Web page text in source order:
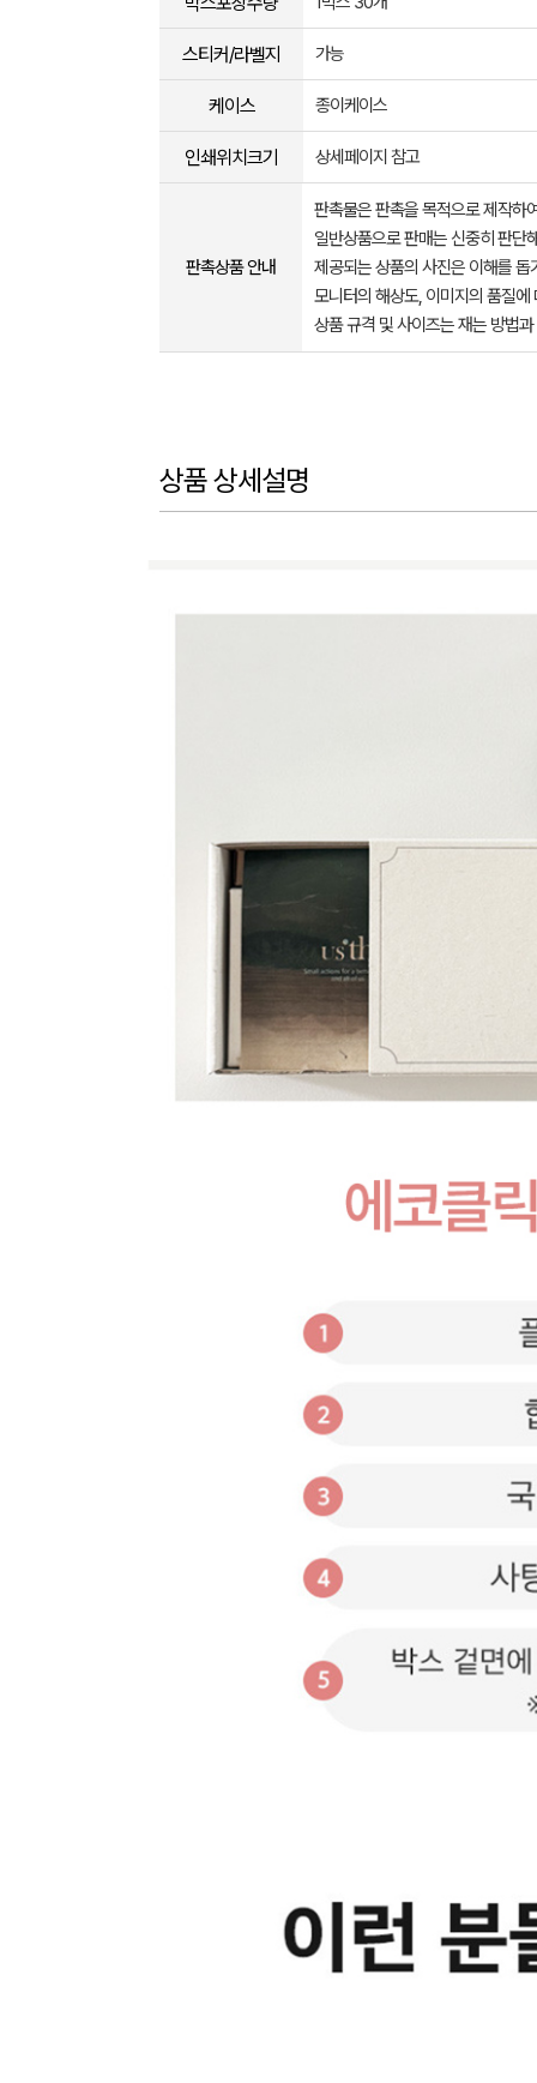
스티커/라벨지 가능
케이스 종이케이스
인쇄위치크기 상세페이지 참고
판촉상품 안내
판촉물은 판촉을 목적으로 제작하
일반상품으로 판매는 신중히 판단
제공되는 상품의 사진은 이해를
모니터의 해상도, 이미지의 품질
상품 규격 및 사이즈는 재는 방법
상품 상세설명